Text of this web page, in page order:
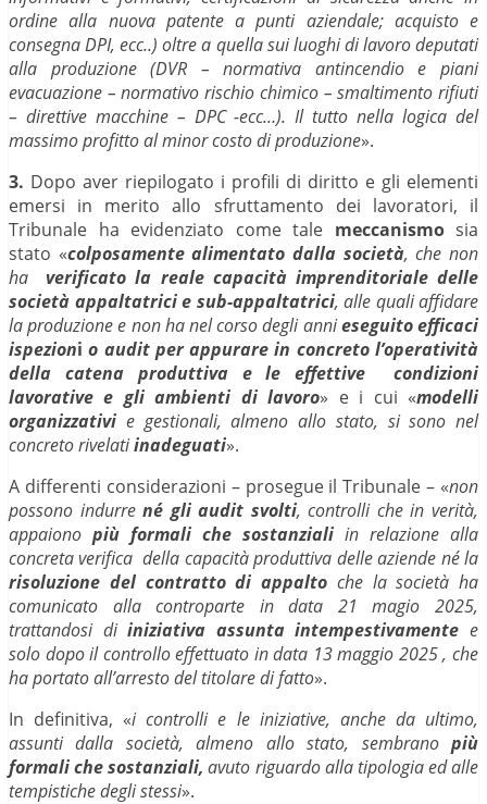
ordine alla nuova patente a punti aziendale; acquisto e
consegna DPI, ecc..) oltre a quella sui luoghi di lavoro deputati
alla produzione (DVR – normativa antincendio e piani
evacuazione – normativo rischio chimico – smaltimento rifiuti
– direttive macchine – DPC -ecc…). Il tutto nella logica del
massimo profitto al minor costo di produzione».
3. Dopo aver riepilogato i profili di diritto e gli elementi
emersi in merito allo sfruttamento dei lavoratori, il
Tribunale ha evidenziato come tale meccanismosia
stato «colposamente alimentato dalla società, che non
haverificato la reale capacità imprenditoriale delle
società appaltatrici e sub-appaltatrici, alle quali affidare
la produzione e non ha nel corso degli annieseguito efficaci
ispezionio audit per appurare in concreto l’operatività
della catena produttiva e le effettive condizioni
lavorative e gli ambienti di lavoro» e i cui «modelli
organizzativi e gestionali, almeno allo stato, si sono nel
concreto rivelatiinadeguati».
A differenti considerazioni – prosegue il Tribunale – «non
possono indurrené gli audit svolti, controlli che in verità,
appaiono più formali che sostanziali in relazione alla
concreta verifica della capacità produttiva delle aziende né la
risoluzione del contratto di appalto che la società ha
comunicato alla controparte in data 21 magio 2025,
trattandosi diiniziativa assunta intempestivamente e
solo dopo il controllo effettuato in data 13 maggio 2025 , che
ha portato all’arresto del titolare di fatto».
In definitiva, «i controlli e le iniziative, anche da ultimo,
assunti dalla società, almeno allo stato, sembranopiù
formali che sostanziali, avuto riguardo alla tipologia ed alle
tempistiche degli stessi».